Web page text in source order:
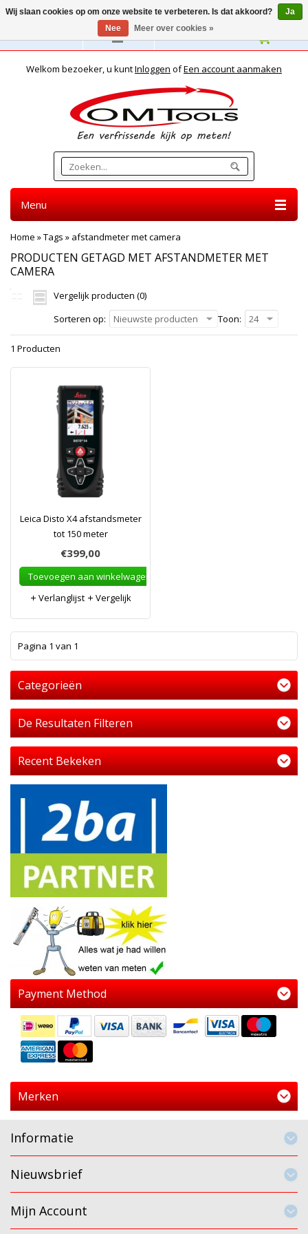
Nederlands
Welkom bezoeker, u kuntInloggen ofEen account aanmaken
Menu
Home »Tags » afstandmeter met camera
PRODUCTEN GETAGD MET AFSTANDMETER MET
CAMERA
Vergelijk producten (0)
Sorteren op:
Nieuwste producten Toon: 24
1 Producten
Leica Disto X4 afstandsmeter
tot 150 meter
€399,00
Toevoegen aan winkelwagen
Verlanglijst
Vergelijk
Pagina 1 van 1
Categorieën
De Resultaten Filteren
Recent Bekeken
Payment Method
Merken
Informatie
Nieuwsbrief
Mijn Account
Wij slaan cookies op om onze website te verbeteren. Is dat akkoord?
Ja
Nee
Meer over cookies »